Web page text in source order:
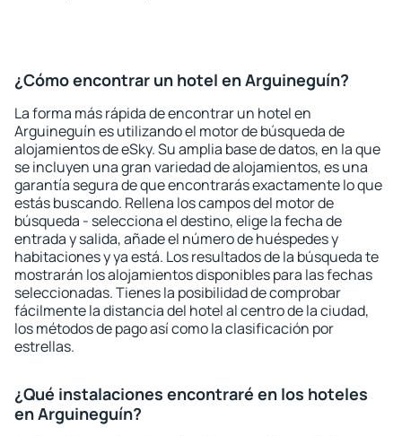
¿Cómo encontrar un hotel en Arguineguín?
La forma más rápida de encontrar un hotel en
Arguineguín es utilizando el motor de búsqueda de
alojamientos de eSky. Su amplia base de datos, en la que
se incluyen una gran variedad de alojamientos, es una
garantía segura de que encontrarás exactamente lo que
estás buscando. Rellena los campos del motor de
búsqueda - selecciona el destino, elige la fecha de
entrada y salida, añade el número de huéspedes y
habitaciones y ya está. Los resultados de la búsqueda te
mostrarán los alojamientos disponibles para las fechas
seleccionadas. Tienes la posibilidad de comprobar
fácilmente la distancia del hotel al centro de la ciudad,
los métodos de pago así como la clasificación por
estrellas.
¿Qué instalaciones encontraré en los hoteles
en Arguineguín?